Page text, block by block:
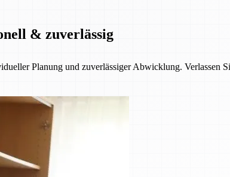
& zuverlässig
Planung und zuverlässiger Abwicklung. Verlassen